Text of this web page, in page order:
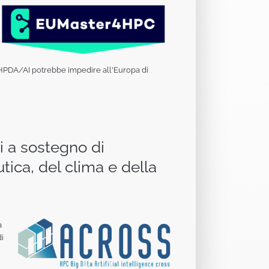
AI potrebbe impedire all'Europa di
a sostegno di
del clima e della